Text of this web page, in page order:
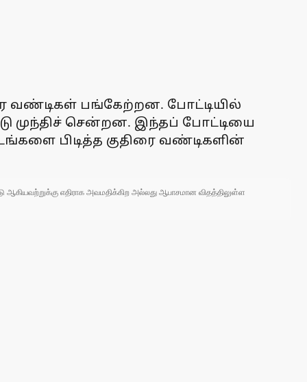
வண்டிகள் பங்கேற்றன. போட்டியில்
முந்திச் சென்றன. இந்தப் போட்டியை
பிடித்த குதிரை வண்டிகளின்
ஆகியவற்றுக்கு எதிராக அவமதிக்கிற அல்லது ஆபாசமான விதத்திலுள்ள